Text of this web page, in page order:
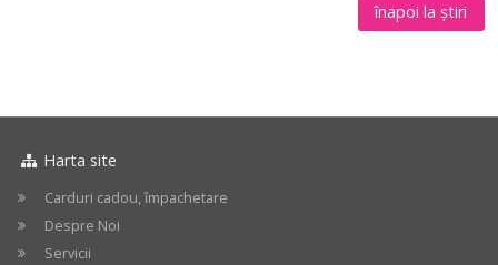
înapoi la știri
Harta site
Carduri cadou, împachetare
Despre Noi
Servicii